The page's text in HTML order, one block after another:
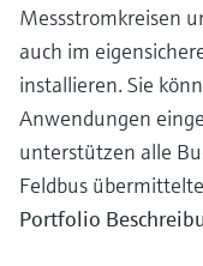
Messstromkreisen
auch im
installieren. Sie
Anwendungen
unterstützen alle
Feldbus
Portfolio